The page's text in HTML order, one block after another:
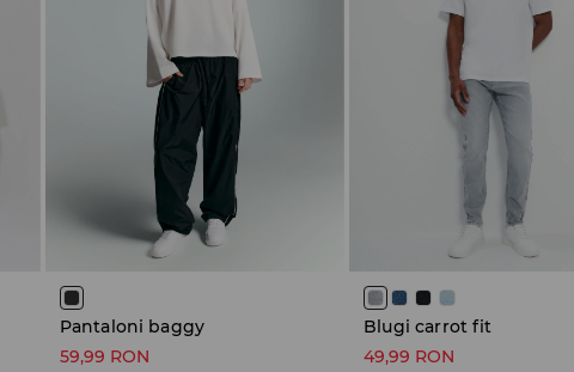
Pantaloni baggy
59,99 RON
Blugi carrot fit
49,99 RON